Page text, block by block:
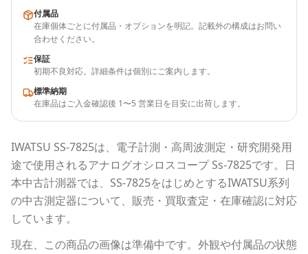
付属品
在庫個体ごとに付属品・オプションを明記。記載外の構成はお問い
合わせください。
保証
初期不良対応。詳細条件は個別にご案内します。
標準納期
在庫品はご入金確認後 1〜5 営業日を目安に出荷します。
IWATSU SS-7825は、電子計測・高周波測定・研究開発用
途で使用されるアナログオシロスコープ Ss-7825です。 日
本中古計測器では、 SS-7825をはじめとするIWATSU系列
の中古測定器について、販売・買取査定・在庫確認に対応
しています。
現在、この商品の画像は準備中です。外観や付属品の状態